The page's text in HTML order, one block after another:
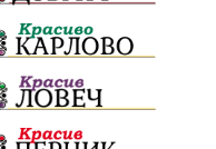
Стефан Апостолов
МРРБ